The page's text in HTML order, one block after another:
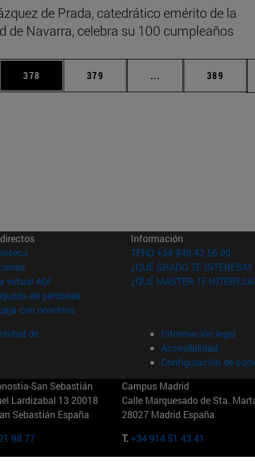
de Prada, catedrático emérito de la
de Navarra, celebra su 100 cumpleaños
Use TAB para desplazarse.
Página
378 Página
379 ... Páginas intermedias
Página
389
(abre en nueva ventana)
(abre en nueva ventana)
virtual ADI (abre en nueva ventana)
de personas(abre en nueva ventana)
con nosotros(abre en nueva ventana)
Información
TFNO +34 948 42 56 00
¿QUÉ GRADO TE INTERESA?
¿QUÉ MÁSTER TE
de
Información legal
Accesibilidad
Configuración de
San Sebastián
Lardizabal 13 20018
Sebastián España
98 77
Campus Madrid
Calle Marquesado de Sta.
28027 Madrid España
T.+34 914 51 43 41